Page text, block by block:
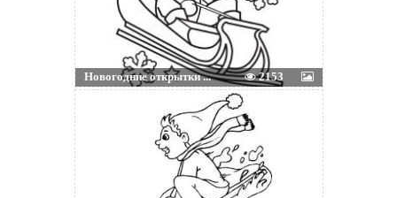
Новогодние открытки ... 2153